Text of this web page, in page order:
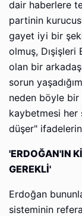
dair haberlere
partinin
gayet iyi bir
olmuş, Dışişleri
olan bir
sorun
neden böyle bir
kaybetmesi her
düşer"
'ERDOĞAN'IN
GEREKLİ'
Erdoğan
sisteminin